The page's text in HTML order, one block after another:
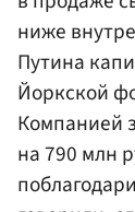
ниже
Путина
Йоркской
Компанией
на 790 млн